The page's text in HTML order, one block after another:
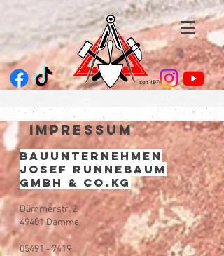
Impressum
Bauunternehmen
Josef Runnebaum​
GmbH & Co.KG
Dümmerstr. 2
49401 Damme
05491 - 7419